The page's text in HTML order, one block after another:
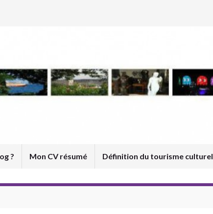
? Mon CV résumé Définition du tourisme culturel